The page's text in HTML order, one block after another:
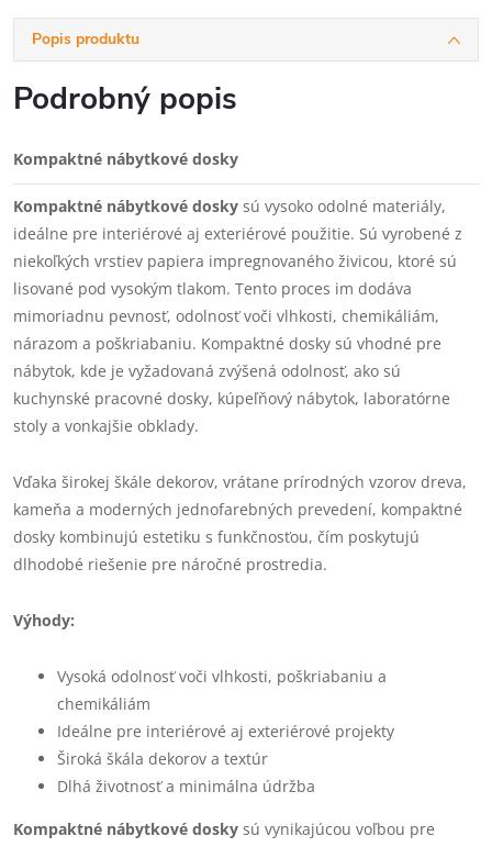
Popis produktu
Podrobný popis
Kompaktné nábytkové dosky
Kompaktné nábytkové dosky sú vysoko odolné materiály,
ideálne pre interiérové aj exteriérové použitie. Sú vyrobené z
niekoľkých vrstiev papiera impregnovaného živicou, ktoré sú
lisované pod vysokým tlakom. Tento proces im dodáva
mimoriadnu pevnosť, odolnosť voči vlhkosti, chemikáliám,
nárazom a poškriabaniu. Kompaktné dosky sú vhodné pre
nábytok, kde je vyžadovaná zvýšená odolnosť, ako sú
kuchynské pracovné dosky, kúpeľňový nábytok, laboratórne
stoly a vonkajšie obklady.
Vďaka širokej škále dekorov, vrátane prírodných vzorov dreva,
kameňa a moderných jednofarebných prevedení, kompaktné
dosky kombinujú estetiku s funkčnosťou, čím poskytujú
dlhodobé riešenie pre náročné prostredia.
Výhody:
Vysoká odolnosť voči vlhkosti, poškriabaniu a
chemikáliám
Ideálne pre interiérové aj exteriérové projekty
Široká škála dekorov a textúr
Dlhá životnosť a minimálna údržba
Kompaktné nábytkové dosky sú vynikajúcou voľbou pre